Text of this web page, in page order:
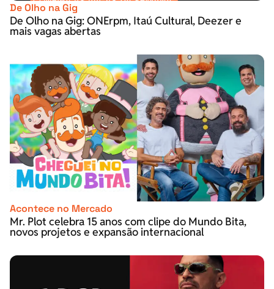
De Olho na Gig
De Olho na Gig: ONErpm, Itaú Cultural, Deezer e
mais vagas abertas
Acontece no Mercado
Mr. Plot celebra 15 anos com clipe do Mundo Bita,
novos projetos e expansão internacional